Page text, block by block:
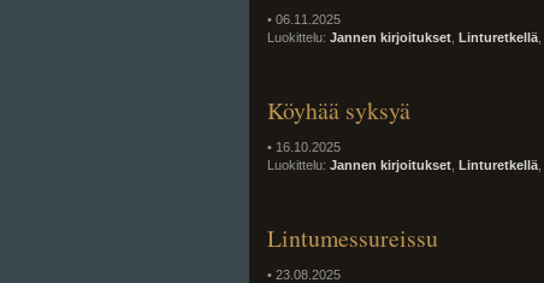
• 06.11.2025
Luokittelu: Jannen kirjoitukset Linturetkellä
Köyhää syksyä
• 16.10.2025
Luokittelu: Jannen kirjoitukset Linturetkellä
Lintumessureissu
• 23.08.2025